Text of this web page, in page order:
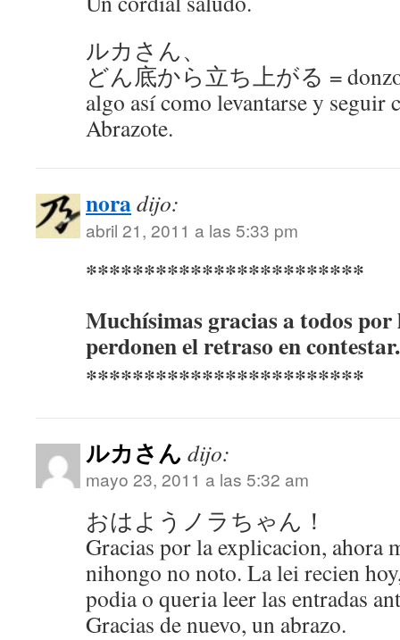
ルカさん、
どん底から立ち上がる =
algo así como levantarse y seguir
Abrazote.
noradijo:
abril 21, 2011 a las 5:33 pm
************************
Muchísimas gracias a todos
perdonen el retraso en contestar.
************************
ルカさん dijo:
mayo 23, 2011 a las 5:32 am
おはようノラちゃん！
Gracias por la explicacion, ahora
nihongo no noto. La lei recien
podia o queria leer las entradas
Gracias de nuevo, un abrazo.